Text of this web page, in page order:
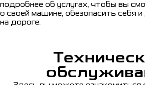
подробнее об услугах, чтобы вы
о своей машине, обезопасить себя
на дороге.